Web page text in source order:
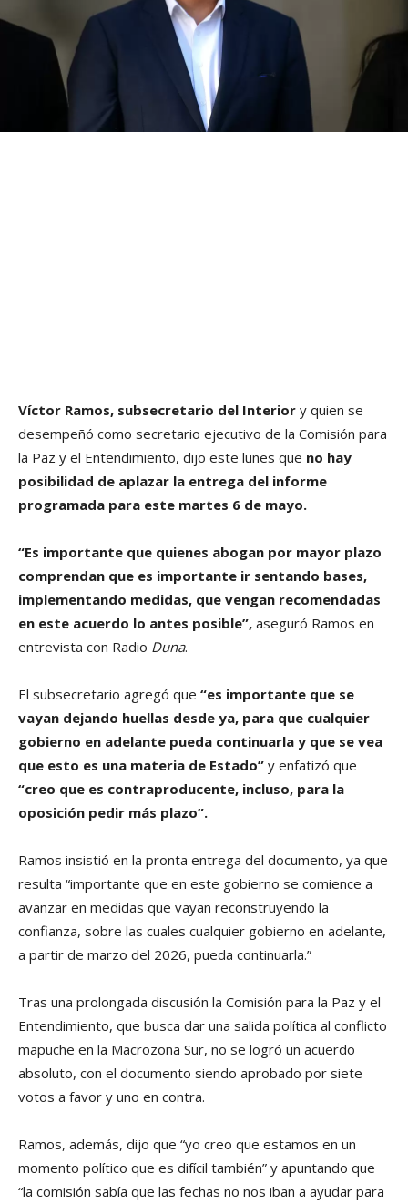
Víctor Ramos, subsecretario del Interior y quien se
desempeñó como secretario ejecutivo de la Comisión para
la Paz y el Entendimiento, dijo este lunes que no hay
posibilidad de aplazar la entrega del informe
programada para este martes 6 de mayo.
“Es importante que quienes abogan por mayor plazo
comprendan que es importante ir sentando bases,
implementando medidas, que vengan recomendadas
en este acuerdo lo antes posible”, aseguró Ramos en
entrevista con Radio Duna.
El subsecretario agregó que “es importante que se
vayan dejando huellas desde ya, para que cualquier
gobierno en adelante pueda continuarla y que se vea
que esto es una materia de Estado” y enfatizó que
“creo que es contraproducente, incluso, para la
oposición pedir más plazo”.
Ramos insistió en la pronta entrega del documento, ya que
resulta “importante que en este gobierno se comience a
avanzar en medidas que vayan reconstruyendo la
confianza, sobre las cuales cualquier gobierno en adelante,
a partir de marzo del 2026, pueda continuarla.”
Tras una prolongada discusión la Comisión para la Paz y el
Entendimiento, que busca dar una salida política al conflicto
mapuche en la Macrozona Sur, no se logró un acuerdo
absoluto, con el documento siendo aprobado por siete
votos a favor y uno en contra.
Ramos, además, dijo que “yo creo que estamos en un
momento político que es difícil también” y apuntando que
“la comisión sabía que las fechas no nos iban a ayudar para